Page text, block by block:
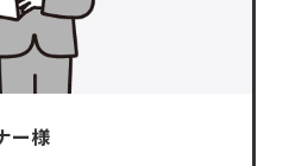
ー様